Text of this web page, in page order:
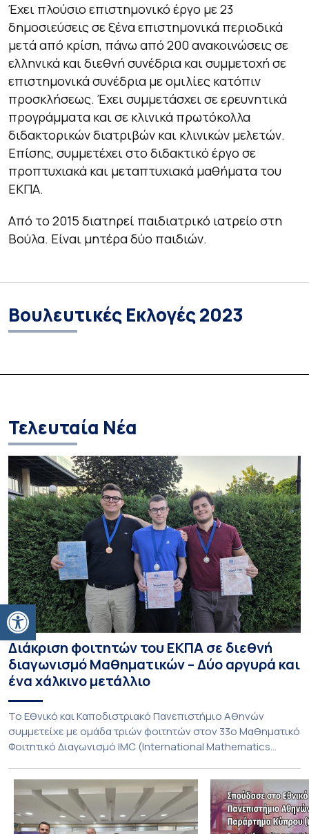
Ανοίξτε τη γραμμή εργαλείων
Έχει πλούσιο επιστημονικό έργο με 23
δημοσιεύσεις σε ξένα επιστημονικά περιοδικά
μετά από κρίση, πάνω από 200 ανακοινώσεις σε
ελληνικά και διεθνή συνέδρια και συμμετοχή σε
επιστημονικά συνέδρια με ομιλίες κατόπιν
προσκλήσεως. Έχει συμμετάσχει σε ερευνητικά
προγράμματα και σε κλινικά πρωτόκολλα
διδακτορικών διατριβών και κλινικών μελετών.
Επίσης, συμμετέχει στο διδακτικό έργο σε
προπτυχιακά και μεταπτυχιακά μαθήματα του
ΕΚΠΑ.
Από το 2015 διατηρεί παιδιατρικό ιατρείο στη
Βούλα. Είναι μητέρα δύο παιδιών.
Βουλευτικές Εκλογές 2023
Τελευταία Νέα
Διάκριση φοιτητών του ΕΚΠΑ σε διεθνή
διαγωνισμό Μαθηματικών – Δύο αργυρά και
ένα χάλκινο μετάλλιο
To Εθνικό και Καποδιστριακό Πανεπιστήμιο Αθηνών
συμμετείχε με ομάδα τριών φοιτητών στον 33ο Μαθηματικό
Φοιτητικό Διαγωνισμό IMC (International Mathematics
Ιουλίου στο Blagoevgrad της Βουλγαρίας. Σε αυτόν
συμμετείχαν 447 φοιτητές εκπροσωπώντας 135
πανεπιστήμια από 46 χώρες. Από την Ελλάδα, συμμετείχαν
επίσης το Εθνικό Μετσόβιο Πολυτεχνείο, το Αριστοτέλειο